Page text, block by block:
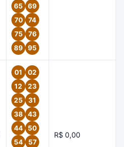
65
69
70
74
75
76
89
95
01
02
12
23
25
31
38
43
44
50
54
57
R$ 0,00